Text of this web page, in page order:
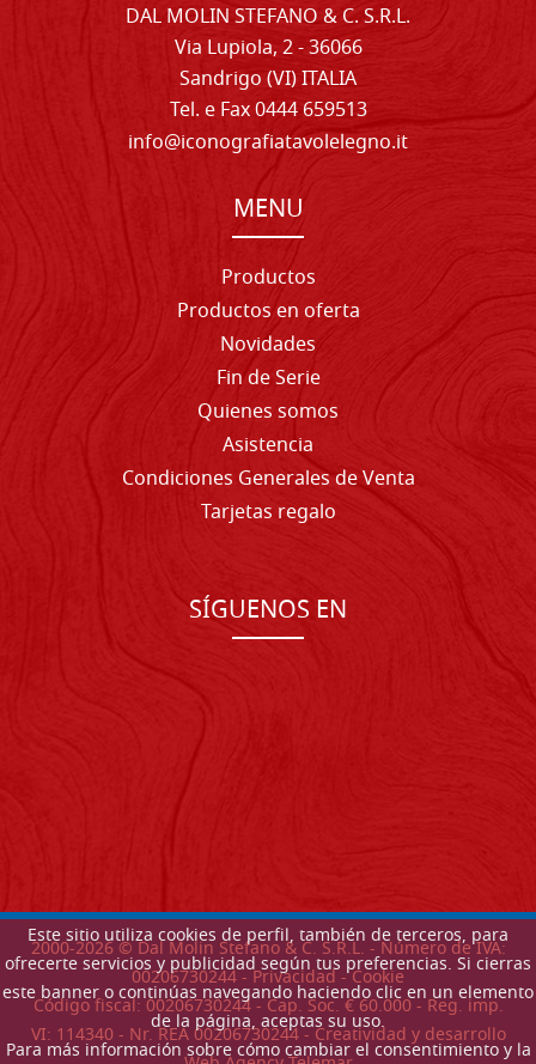
Este sitio utiliza cookies de perfil, también de terceros, para
ofrecerte servicios y publicidad según tus preferencias. Si cierras
este banner o continúas navegando haciendo clic en un elemento
de la página, aceptas su uso.
Para más información sobre cómo cambiar el consentimiento y la
DAL MOLIN STEFANO & C. S.R.L.
Via Lupiola, 2 - 36066
Sandrigo (VI) ITALIA
Tel. e Fax 0444 659513
info@iconografiatavolelegno.it
MENU
Productos
Productos en oferta
Novidades
Fin de Serie
Quienes somos
Asistencia
Condiciones Generales de Venta
Tarjetas regalo
SÍGUENOS EN
2000-2026© Dal Molin Stefano & C. S.R.L. - Número de IVA:
00206730244 -Privacidad-Cookie
Código fiscal: 00206730244 - Cap. Soc. € 60.000 - Reg. imp.
VI: 114340 - Nr. REA 00206730244 - Creatividad y desarrollo